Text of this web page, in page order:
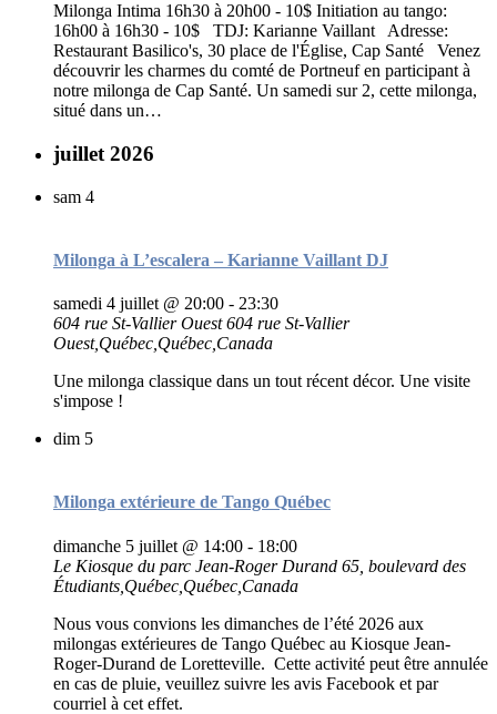
Milonga Intima 16h30 à 20h00 - 10$ Initiation au tango:
16h00 à 16h30 - 10$ TDJ: Karianne Vaillant Adresse:
Restaurant Basilico's, 30 place de l'Église, Cap Santé Venez
découvrir les charmes du comté de Portneuf en participant à
notre milonga de Cap Santé. Un samedi sur 2, cette milonga,
situé dans un…
juillet 2026
sam 4
Milonga à L’escalera – Karianne Vaillant DJ
samedi 4 juillet @ 20:00 - 23:30
604 rue St-Vallier Ouest604 rue St-Vallier
Ouest,Québec,Québec,Canada
Une milonga classique dans un tout récent décor. Une visite
s'impose !
dim 5
Milonga extérieure de Tango Québec
dimanche 5 juillet @ 14:00 - 18:00
Le Kiosque du parc Jean-Roger Durand 65, boulevard des
Étudiants,Québec,Québec,Canada
Nous vous convions les dimanches de l’été 2026 aux
milongas extérieures de Tango Québec au Kiosque Jean-
Roger-Durand de Loretteville. Cette activité peut être annulée
en cas de pluie, veuillez suivre les avis Facebook et par
courriel à cet effet.